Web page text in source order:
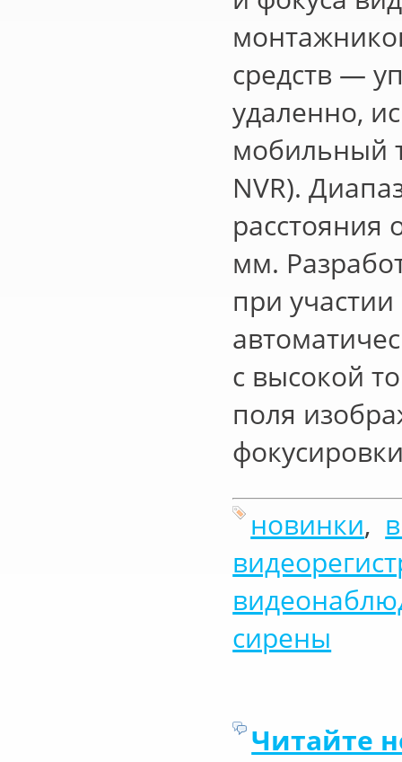
средств —
удаленно,
мобильный
NVR).
расстояния
мм.
при
с высокой
поля
новинки,
сирены
Читайте